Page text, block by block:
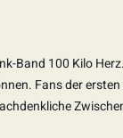
Band 100 Kilo
Fans der